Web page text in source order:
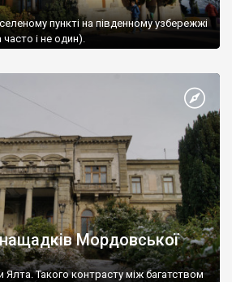
пункті на південному узбережжі
і не один).
Мордовської
Ялта. Такого контрасту між багатством